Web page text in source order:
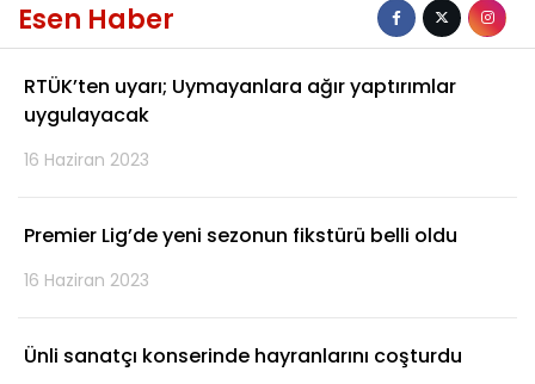
Esen Haber
RTÜK’ten uyarı; Uymayanlara ağır yaptırımlar
uygulayacak
16 Haziran 2023
Premier Lig’de yeni sezonun fikstürü belli oldu
16 Haziran 2023
Ünli sanatçı konserinde hayranlarını coşturdu